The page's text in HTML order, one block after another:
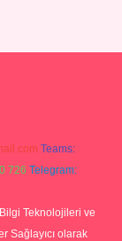
Teams:
726 Telegram:
Teknolojileri ve
Sağlayıcı olarak